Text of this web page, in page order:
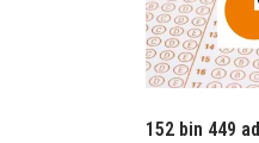
152 bin 449